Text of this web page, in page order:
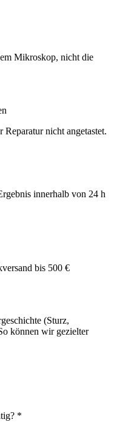
Mikroskop, nicht die
nicht angetastet.
innerhalb von 24 h
bis 500 €
(Sturz,
können wir gezielter
*